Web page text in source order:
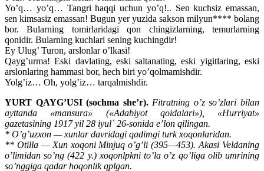
Yo’q… yo’q… Tangri haqqi uchun yo’q!.. Sen kuchsiz emassan,
sen kimsasiz emassan! Bugun yer yuzida sakson milyun**** bolang
bor. Bularning tomirlaridagi qon chingizlarning, temurlarning
qonidir. Bularning kuchlari sening kuchingdir!
Ey Ulug’ Turon, arslonlar o’lkasi!
Qayg’urma! Eski davlating, eski saltanating, eski yigitlaring, eski
arslonlaring hammasi bor, hech biri yo’qolmamishdir.
Yolg’iz… Oh, yolg’iz… tarqalmishdir.
YURT QAYG’USI (sochma she’r). Fitratning o’z so’zlari bilan
ayttanda «mansura» («Adabiyot qoidalari»), «Hurriyat»
gazetasining 1917 yil 28 iyul` 26-sonida e’lon qilingan.
* O’g’uzxon — xunlar davridagi qadimgi turk xoqonlaridan.
** Otilla — Xun xoqoni Minjuq o’g’li (395—453). Akasi Veldaning
o’limidan so’ng (422 y.) xoqonlpkni to’la o’z qo’liga olib umrining
so’nggiga qadar hoqonlik qplgan.